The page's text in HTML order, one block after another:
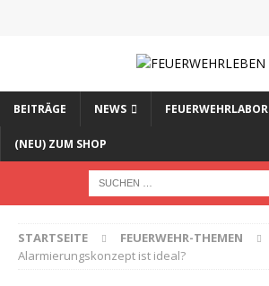
BEITRÄGE NEWS FEUERWEHRLABOR
(NEU) ZUM SHOP
STARTSEITE FEUERWEHR-THEMEN
Alarmierungskonzept ist ideal?